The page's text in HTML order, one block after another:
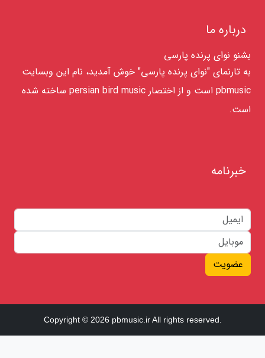
درباره ما
بشنو نوای پرنده پارسی
به تارنمای "نوای پرنده پارسی" خوش آمدید، نام این وبسایت
pbmusic است و از اختصار persian bird music ساخته شده
است.
خبرنامه
عضویت
Copyright © 2026 pbmusic.ir All rights reserved.